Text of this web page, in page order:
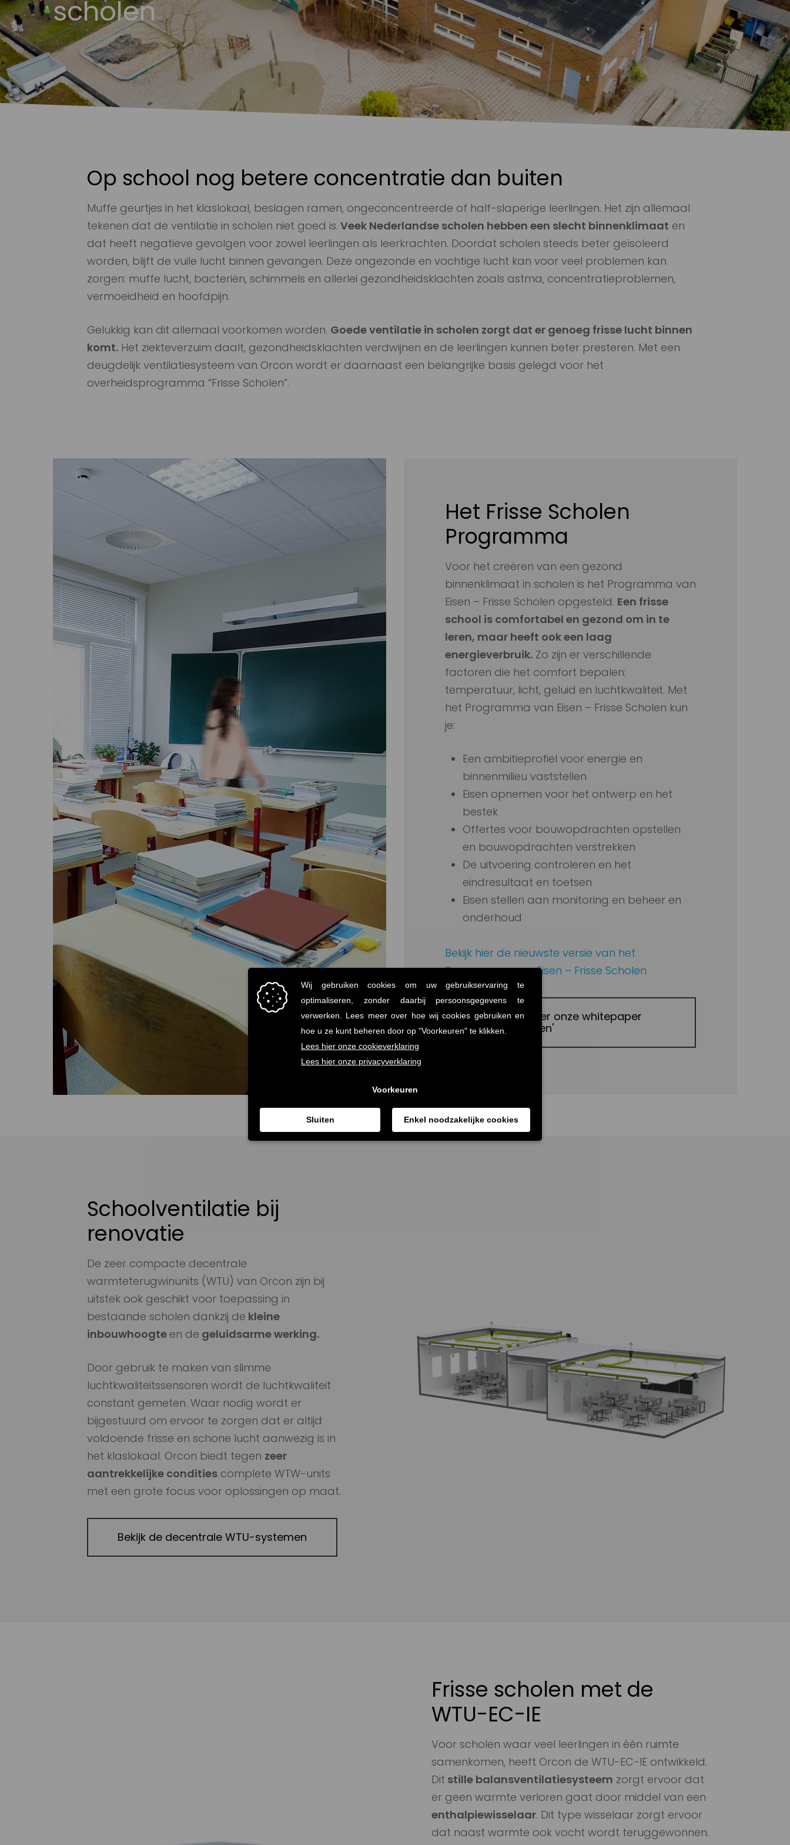
scholen
Op school nog betere concentratie dan buiten
Muffe geurtjes in het klaslokaal, beslagen ramen, ongeconcentreerde of half-slaperige leerlingen. Het zijn allemaal
tekenen dat de ventilatie in scholen niet goed is. Veek Nederlandse scholen hebben een slecht binnenklimaat en
dat heeft negatieve gevolgen voor zowel leerlingen als leerkrachten. Doordat scholen steeds beter geïsoleerd
worden, blijft de vuile lucht binnen gevangen. Deze ongezonde en vochtige lucht kan voor veel problemen kan
zorgen: muffe lucht, bacteriën, schimmels en allerlei gezondheidsklachten zoals astma, concentratieproblemen,
vermoeidheid en hoofdpijn.
Gelukkig kan dit allemaal voorkomen worden. Goede ventilatie in scholen zorgt dat er genoeg frisse lucht binnen
komt. Het ziekteverzuim daalt, gezondheidsklachten verdwijnen en de leerlingen kunnen beter presteren. Met een
deugdelijk ventilatiesysteem van Orcon wordt er daarnaast een belangrijke basis gelegd voor het
overheidsprogramma “Frisse Scholen”.
Het Frisse Scholen
Programma
Voor het creëren van een gezond
binnenklimaat in scholen is het Programma van
Eisen – Frisse Scholen opgesteld. Een frisse
school is comfortabel en gezond om in te
leren, maar heeft ook een laag
energieverbruik.Zo zijn er verschillende
factoren die het comfort bepalen:
temperatuur, licht, geluid en luchtkwaliteit. Met
het Programma van Eisen – Frisse Scholen kun
je:
Een ambitieprofiel voor energie en
binnenmilieu vaststellen
Eisen opnemen voor het ontwerp en het
bestek
Offertes voor bouwopdrachten opstellen
en bouwopdrachten verstrekken
De uitvoering controleren en het
eindresultaat en toetsen
Eisen stellen aan monitoring en beheer en
onderhoud
Bekijk hier de nieuwste versie van het
Programma van Eisen – Frisse Scholen
Download hier onze whitepaper
'Frisse Scholen'
Schoolventilatie bij
renovatie
De zeer compacte decentrale
warmteterugwinunits (WTU) van Orcon zijn bij
uitstek ook geschikt voor toepassing in
bestaande scholen dankzij de kleine
inbouwhoogte en de geluidsarme werking.
Door gebruik te maken van slimme
luchtkwaliteitssensoren wordt de luchtkwaliteit
constant gemeten. Waar nodig wordt er
bijgestuurd om ervoor te zorgen dat er altijd
voldoende frisse en schone lucht aanwezig is in
het klaslokaal. Orcon biedt tegen zeer
aantrekkelijke condities complete WTW-units
met een grote focus voor oplossingen op maat.
Bekijk de decentrale WTU-systemen
Frisse scholen met de
WTU-EC-IE
Voor scholen waar veel leerlingen in één ruimte
samenkomen, heeft Orcon de WTU-EC-IE ontwikkeld.
Dit stille balansventilatiesysteem zorgt ervoor dat
er geen warmte verloren gaat door middel van een
enthalpiewisselaar. Dit type wisselaar zorgt ervoor
dat naast warmte ook vocht wordt teruggewonnen.